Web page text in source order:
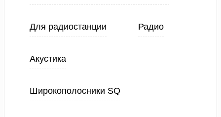
Для радиостанции Радио
Акустика
Широкополосники SQ